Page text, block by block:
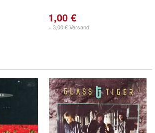
1,00 €
+ 3,00 € Versand